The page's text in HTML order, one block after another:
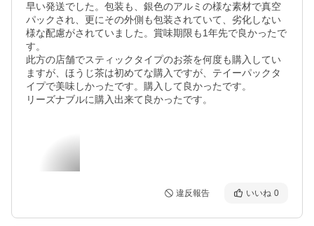
早い発送でした。包装も、銀色のアルミの様な素材で真空
パックされ、更にその外側も包装されていて、劣化しない
様な配慮がされていました。賞味期限も1年先で良かったで
す。
此方の店舗でスティックタイプのお茶を何度も購入してい
ますが、ほうじ茶は初めてな購入ですが、テイーパックタ
イプで美味しかったです。購入して良かったです。
リーズナブルに購入出来て良かったです。
違反報告 いいね 0